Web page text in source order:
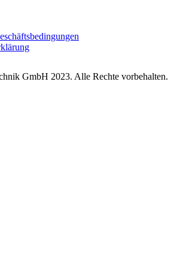
GmbH 2023. Alle Rechte vorbehalten.